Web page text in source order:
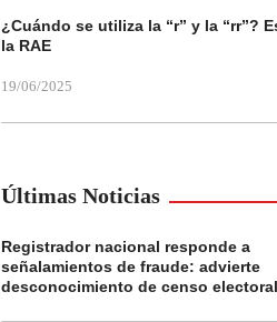
¿Cuándo se utiliza la “r” y la “rr”?
la RAE
19/06/2025
Últimas Noticias
Registrador nacional responde a
señalamientos de fraude: advierte
desconocimiento de censo electoral